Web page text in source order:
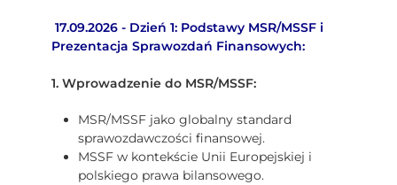
17.09.2026 - Dzień 1: Podstawy MSR/MSSF i
Prezentacja Sprawozdań Finansowych:
1. Wprowadzenie do MSR/MSSF:
MSR/MSSF jako globalny standard
sprawozdawczości finansowej.
MSSF w kontekście Unii Europejskiej i
polskiego prawa bilansowego.